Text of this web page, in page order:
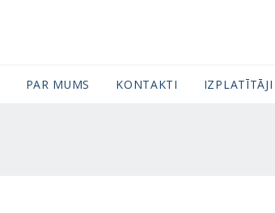
PAR MUMS KONTAKTI IZPLATĪTĀJI